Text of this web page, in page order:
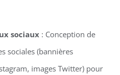
sociaux: Conception de
sociales (bannières
images Twitter) pour